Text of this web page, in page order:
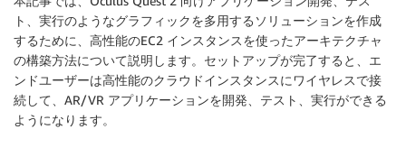
ト、実行のようなグラフィックを多用するソリューションを作成
するために、高性能のEC2 インスタンスを使ったアーキテクチャ
の構築方法について説明します。セットアップが完了すると、エ
ンドユーザーは高性能のクラウドインスタンスにワイヤレスで接
続して、AR/VR アプリケーションを開発、テスト、実行ができる
ようになります。